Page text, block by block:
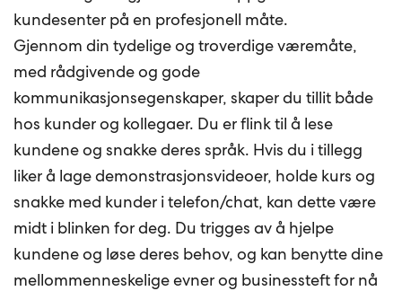
kundesenter på en profesjonell måte.
Gjennom din tydelige og troverdige væremåte,
med rådgivende og gode
kommunikasjonsegenskaper, skaper du tillit både
hos kunder og kollegaer. Du er flink til å lese
kundene og snakke deres språk. Hvis du i tillegg
liker å lage demonstrasjonsvideoer, holde kurs og
snakke med kunder i telefon/chat, kan dette være
midt i blinken for deg. Du trigges av å hjelpe
kundene og løse deres behov, og kan benytte dine
mellommenneskelige evner og businessteft for nå